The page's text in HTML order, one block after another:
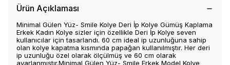
Ürün Açıklaması
Minimal Gülen Yüz- Smile Kolye Deri İp Kolye Gümüş Kaplama
Erkek Kadın Kolye sizler için özellikle Deri İp Kolye seven
kullanıcılar için tasarlandı. 60 cm ideal ip uzunluğuna sahip
olan kolye kapatma kısmında papağan kullanılmıştır. Her deri
ip uzunluğu özel olarak ölçülmüş ve 60 cm olarak
ayarlanmıştır.Minimal Gülen Yüz- Smile Erkek Model Kolye